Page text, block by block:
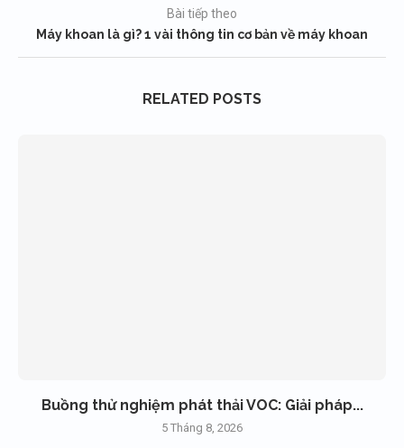
Bài tiếp theo
Máy khoan là gì? 1 vài thông tin cơ bản về máy khoan
RELATED POSTS
Buồng thử nghiệm phát thải VOC: Giải pháp...
5 Tháng 8, 2026